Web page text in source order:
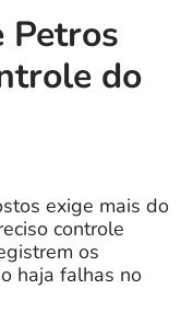
Petros
do
exige mais do
controle
os
haja falhas no